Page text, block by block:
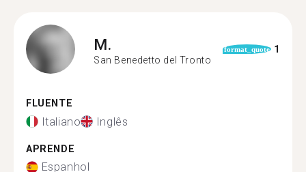
M.
San Benedetto del Tronto
format_quote 1
FLUENTE
Italiano Inglês
APRENDE
Espanhol